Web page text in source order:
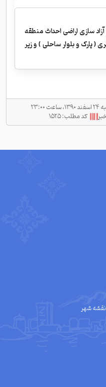
آزاد سازی اراضی احداث منطقه
( پارک و بلوار ساحلی ) و زیر
کد مطلب:۱۵۲۵
نقشه شهر